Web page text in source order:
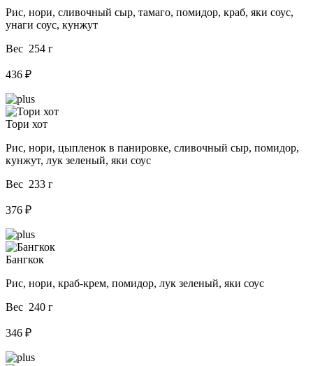
Рис, нори, сливочный сыр, тамаго, помидор, краб, яки соус,
унаги соус, кунжут
Вес 254 г
436 ₽
Тори хот
Рис, нори, цыпленок в панировке, сливочный сыр, помидор,
кунжут, лук зеленый, яки соус
Вес 233 г
376 ₽
Бангкок
Рис, нори, краб-крем, помидор, лук зеленый, яки соус
Вес 240 г
346 ₽